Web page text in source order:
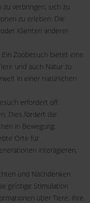
verbringen, sich zu
zu erleben. Die
Klienten anderer
Ein Zoobesuch bietet eine
und auch Natur zu
in einer natürlichen
erfordert oft
Dies fördert die
in Bewegung.
Orte für
interagieren,
und Nachdenken
geistige Stimulation
über Tiere, ihre